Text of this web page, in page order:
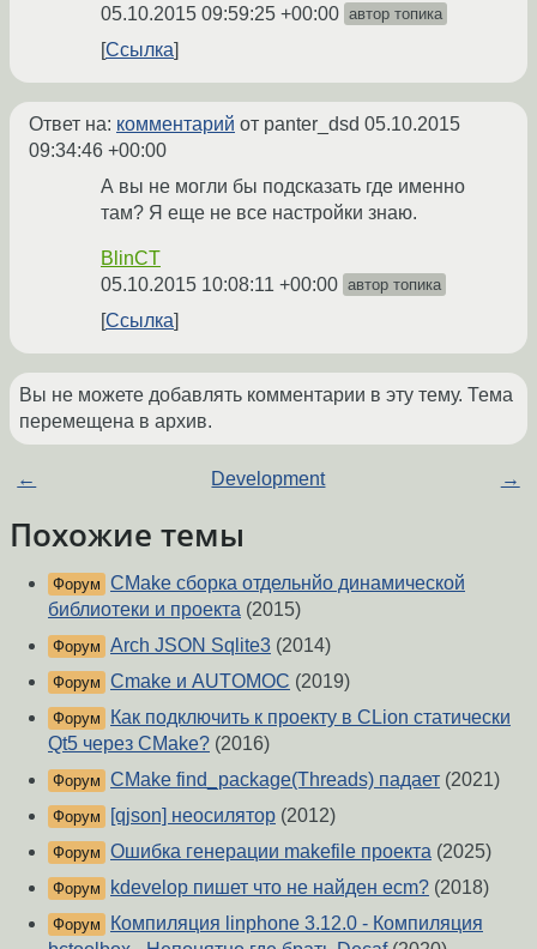
05.10.2015 09:59:25 +00:00 автор топика
Ссылка
Ответ на: комментарий от panter_dsd 05.10.2015
09:34:46 +00:00
А вы не могли бы подсказать где именно
там? Я еще не все настройки знаю.
BlinCT
05.10.2015 10:08:11 +00:00 автор топика
Ссылка
Вы не можете добавлять комментарии в эту тему. Тема
перемещена в архив.
← Development →
Похожие темы
Форум CMake сборка отдельнйо динамической
библиотеки и проекта (2015)
Форум Arch JSON Sqlite3 (2014)
Форум Cmake и AUTOMOC (2019)
Форум
Как подключить к проекту в CLion статически
Qt5 через CMake? (2016)
Форум CMake find_package(Threads) падает (2021)
Форум [qjson] неосилятор (2012)
Форум Ошибка генерации makefile проекта (2025)
Форум kdevelop пишет что не найден ecm? (2018)
Форум
Компиляция linphone 3.12.0 - Компиляция